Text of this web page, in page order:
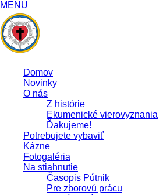
MENU
Domov
Novinky
O nás
Z histórie
Ekumenické vierovyznania
Ďakujeme!
Potrebujete vybaviť
Kázne
Fotogaléria
Na stiahnutie
Časopis Pútnik
Pre zborovú prácu